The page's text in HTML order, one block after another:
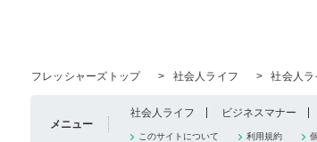
フレッシャーズトップ
> 社会人ライフ > 社会人ラ
メニュー
社会人ライフ ビジネスマナー
このサイトについて 利用規約